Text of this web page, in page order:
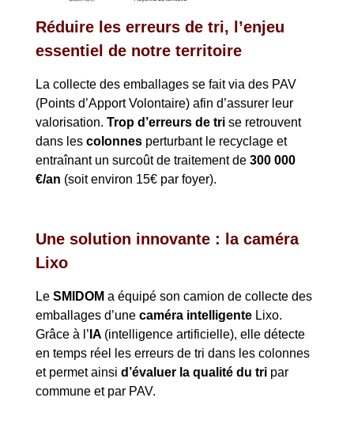
Réduire les erreurs de tri, l’enjeu
essentiel de notre territoire
La collecte des emballages se fait via des PAV
(Points d’Apport Volontaire) afin d’assurer leur
valorisation. Trop d’erreurs de tri se retrouvent
dans les colonnes perturbant le recyclage et
entraînant un surcoût de traitement de 300 000
€/an (soit environ 15€ par foyer).
Une solution innovante : la caméra
Lixo
Le SMIDOM a équipé son camion de collecte des
emballages d’une caméra intelligente Lixo.
Grâce à l’ IA (intelligence artificielle), elle détecte
en temps réel les erreurs de tri dans les colonnes
et permet ainsi d’évaluer la qualité du tri par
commune et par PAV.